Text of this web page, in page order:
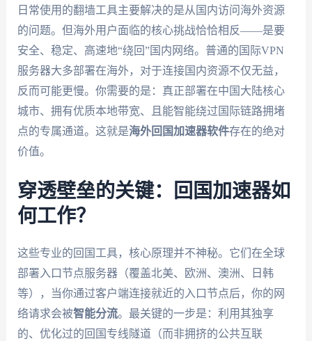
日常使用的翻墙工具主要解决的是从国内访问海外资源
的问题。但海外用户面临的核心挑战恰恰相反——是要
安全、稳定、高速地“绕回”国内网络。普通的国际VPN
服务器大多部署在海外，对于连接国内资源不仅无益，
反而可能更慢。你需要的是：真正部署在中国大陆核心
城市、拥有优质本地带宽、且能智能绕过国际链路拥堵
点的专属通道。这就是海外回国加速器软件存在的绝对
价值。
穿透壁垒的关键：回国加速器如
何工作？
这些专业的回国工具，核心原理并不神秘。它们在全球
部署入口节点服务器（覆盖北美、欧洲、澳洲、日韩
等），当你通过客户端连接就近的入口节点后，你的网
络请求会被智能分流。最关键的一步是：利用其独享
的、优化过的回国专线隧道（而非拥挤的公共互联